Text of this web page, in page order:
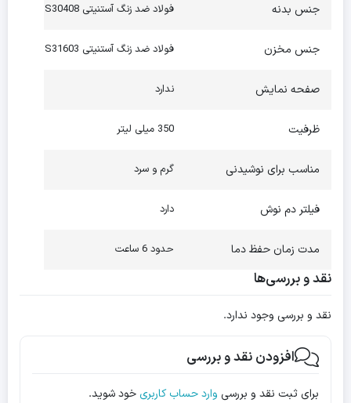
جنس بدنه فولاد ضد زنگ آستنیتی S30408
جنس مخزن فولاد ضد زنگ آستنیتی S31603
صفحه نمایش ندارد
ظرفیت 350 میلی لیتر
مناسب برای نوشیدنی گرم و سرد
فیلتر دم نوش دارد
مدت زمان حفظ دما حدود 6 ساعت
نقد و بررسی‌ها
نقد و بررسی وجود ندارد.
افزودن نقد و بررسی
برای ثبت نقد و بررسی وارد حساب کاربریخود شوید.